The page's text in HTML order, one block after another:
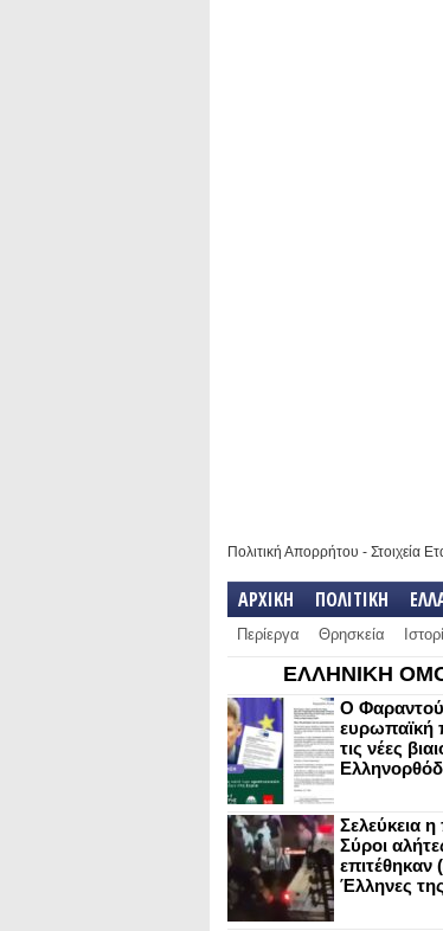
Πολιτική Απορρήτου - Στοιχεία
ΑΡΧΙΚΗ ΠΟΛΙΤΙΚΗ
Περίεργα Θρησκεία
ΕΛΛΗΝΙΚΗ
Ο
ευρωπαϊκή
τις νέες
Σελεύκεια
Σύροι
επιτέθηκαν
Έλληνες